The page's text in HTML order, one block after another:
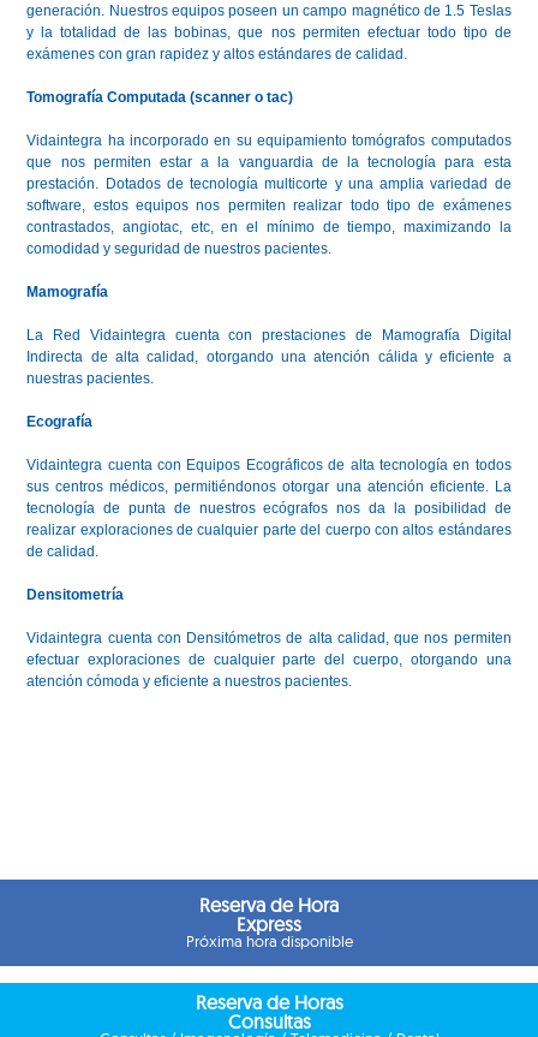
Reserva de Hora
Express
Próxima hora disponible
Reserva de Horas
Consultas
generación. Nuestros equipos poseen un campo magnético de 1.5 Teslas
y la totalidad de las bobinas, que nos permiten efectuar todo tipo de
exámenes con gran rapidez y altos estándares de calidad.
Tomografía Computada (scanner o tac)
Vidaintegra ha incorporado en su equipamiento tomógrafos computados
que nos permiten estar a la vanguardia de la tecnología para esta
prestación. Dotados de tecnología multicorte y una amplia variedad de
software, estos equipos nos permiten realizar todo tipo de exámenes
contrastados, angiotac, etc, en el mínimo de tiempo, maximizando la
comodidad y seguridad de nuestros pacientes.
Mamografía
La Red Vidaintegra cuenta con prestaciones de Mamografía Digital
Indirecta de alta calidad, otorgando una atención cálida y eficiente a
nuestras pacientes.
Ecografía
Vidaintegra cuenta con Equipos Ecográficos de alta tecnología en todos
sus centros médicos, permitiéndonos otorgar una atención eficiente. La
tecnología de punta de nuestros ecógrafos nos da la posibilidad de
realizar exploraciones de cualquier parte del cuerpo con altos estándares
de calidad.
Densitometría
Vidaintegra cuenta con Densitómetros de alta calidad, que nos permiten
efectuar exploraciones de cualquier parte del cuerpo, otorgando una
atención cómoda y eficiente a nuestros pacientes.